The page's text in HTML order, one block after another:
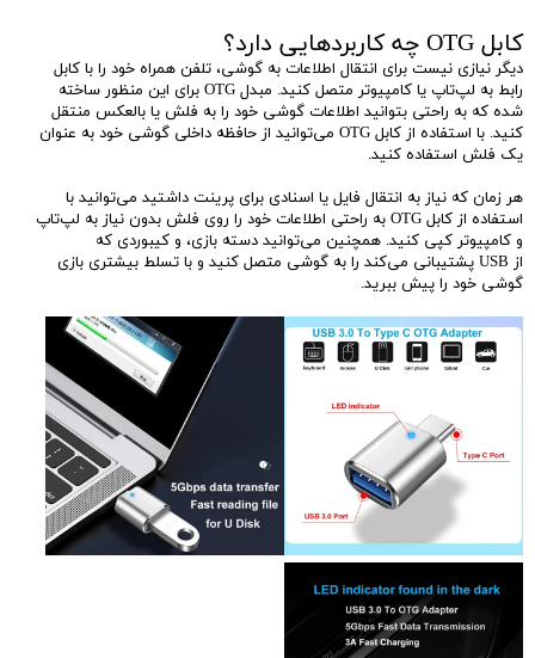
کابل OTG چه کاربرد‌هایی دارد؟
دیگر نیازی نیست برای انتقال اطلاعات به گوشی، تلفن همراه خود را با کابل
رابط به لپ‌تاپ یا کامپیوتر متصل کنید. مبدل OTG برای این منظور ساخته
شده که به راحتی بتوانید اطلاعات گوشی خود را به فلش یا بالعکس منتقل
کنید. با استفاده از کابل OTG می‌توانید از حافظه داخلی گوشی خود به عنوان
یک فلش استفاده کنید.
هر زمان که نیاز به انتقال فایل یا اسنادی برای پرینت داشتید می‌توانید با
استفاده از کابل OTG به راحتی اطلاعات خود را روی فلش بدون نیاز به لپ‌تاپ
و کامپیوتر کپی کنید. همچنین می‌توانید دسته بازی، و کیبوردی که
از USB پشتیبانی می‌کند را به گوشی متصل کنید و با تسلط بیشتری بازی
گوشی خود را پیش ببرید.